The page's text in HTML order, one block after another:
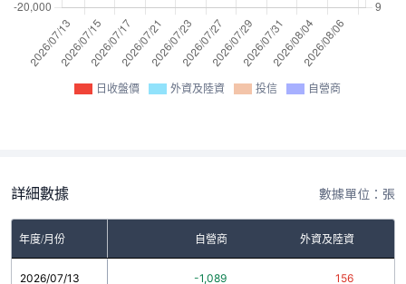
日收盤價 外資及陸資 投信 自營商
詳細數據 數據單位：張
年度/月份 自營商 外資及陸資
2026/07/13 -1,089 156